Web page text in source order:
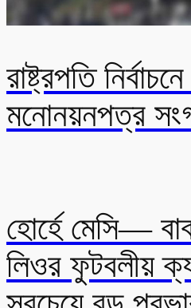
রাষ্ট্রপতি
মনোনয়নপত্র
হোর্হে মেসি—
লিওর ফুটবলীয়